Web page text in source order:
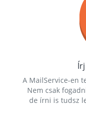
A MailService-en
Nem csak
de írni is tudsz